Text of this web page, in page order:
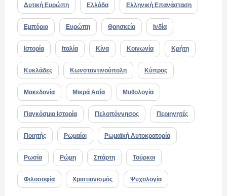
Δυτική Ευρώπη Ελλάδα Ελληνική Επανάσταση
Εμπόριο Ευρώπη Θρησκεία Ινδία
Ιστορία Ιταλία Κίνα Κοινωνία Κρήτη
Κυκλάδες Κωνσταντινούπολη Κύπρος
Μακεδονία Μικρά Ασία Μυθολογία
Παγκόσμια Ιστορία Πελοπόννησος Περιηγητές
Ποιητής Ρωμαίοι Ρωμαϊκή Αυτοκρατορία
Ρωσία Ρώμη Σπάρτη Τούρκοι
Φιλοσοφία Χριστιανισμός Ψυχολογία